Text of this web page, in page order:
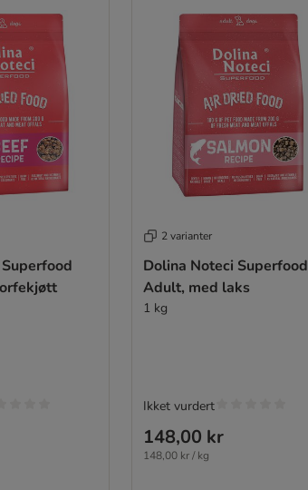
2 varianter
Dolina Noteci Superfood
Adult, med laks
1 kg
148,00 kr
148,00 kr / kg
Ikket vurdert